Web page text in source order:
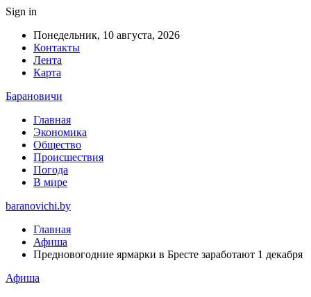
Sign in
Понедельник, 10 августа, 2026
Контакты
Лента
Карта
Барановичи
Главная
Экономика
Общество
Происшествия
Погода
В мире
baranovichi.by
Главная
Афиша
Предновогодние ярмарки в Бресте заработают 1 декабря
Афиша